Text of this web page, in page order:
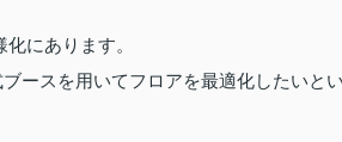
にあります。
ースを用いてフロアを最適化したいと